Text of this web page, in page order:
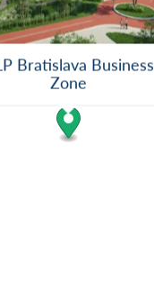
Bratislava Business
Zone